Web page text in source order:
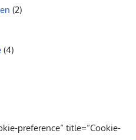
(2)
(4)
preference“ title=“Cookie-